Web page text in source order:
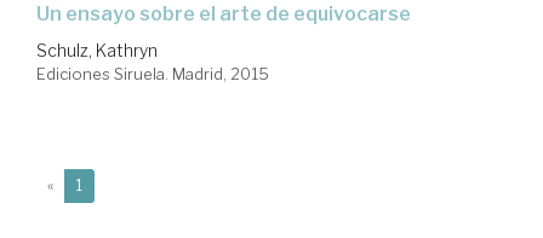
un ensayo sobre el arte de equivocarse
Schulz, Kathryn
Ediciones Siruela. Madrid, 2015
« 1